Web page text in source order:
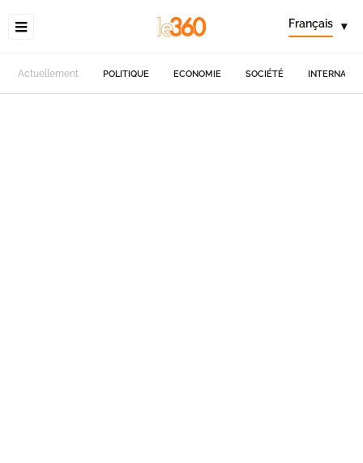
Français ▾
Actuellement POLITIQUE ECONOMIE SOCIÉTÉ